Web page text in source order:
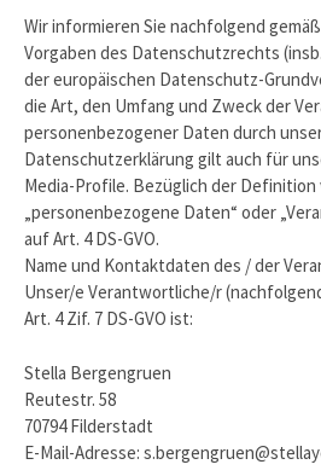
Wir informieren Sie nachfolgend
Vorgaben des Datenschutzrechts
der europäischen Datenschutz-
die Art, den Umfang und Zweck der
personenbezogener Daten durch
Datenschutzerklärung gilt auch für
Media-Profile. Bezüglich der
„personenbezogene Daten“ oder
auf Art. 4 DS-GVO.
Name und Kontaktdaten des / der
Unser/e Verantwortliche/r
Art. 4 Zif. 7 DS-GVO ist:
Stella Bergengruen
Reutestr. 58
70794 Filderstadt
E-Mail-Adresse: